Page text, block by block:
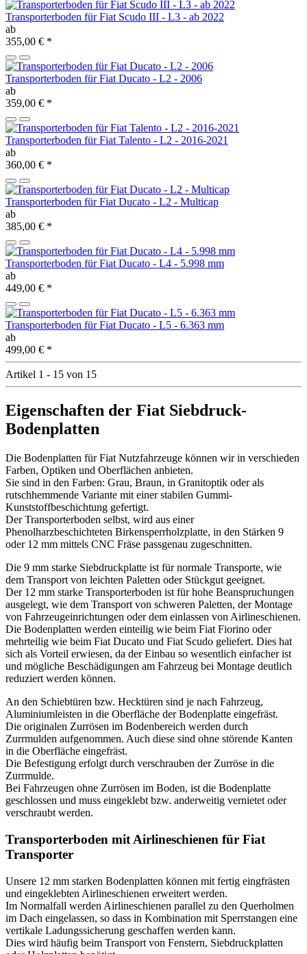
Transporterboden für Fiat Scudo III - L3 - ab 2022
ab
355,00 € *
Transporterboden für Fiat Ducato - L2 - 2006
ab
359,00 € *
Transporterboden für Fiat Talento - L2 - 2016-2021
ab
360,00 € *
Transporterboden für Fiat Ducato - L2 - Multicap
ab
385,00 € *
Transporterboden für Fiat Ducato - L4 - 5.998 mm
ab
449,00 € *
Transporterboden für Fiat Ducato - L5 - 6.363 mm
ab
499,00 € *
Artikel 1 - 15 von 15
Eigenschaften der Fiat Siebdruck-
Bodenplatten
Die Bodenplatten für Fiat Nutzfahrzeuge können wir in verschieden
Farben, Optiken und Oberflächen anbieten.
Sie sind in den Farben: Grau, Braun, in Granitoptik oder als
rutschhemmende Variante mit einer stabilen Gummi-
Kunststoffbeschichtung gefertigt.
Der Transporterboden selbst, wird aus einer
Phenolharzbeschichteten Birkensperrholzplatte, in den Stärken 9
oder 12 mm mittels CNC Fräse passgenau zugeschnitten.
Die 9 mm starke Siebdruckplatte ist für normale Transporte, wie
dem Transport von leichten Paletten oder Stückgut geeignet.
Der 12 mm starke Transporterboden ist für hohe Beanspruchungen
ausgelegt, wie dem Transport von schweren Paletten, der Montage
von Fahrzeugeinrichtungen oder dem einlassen von Airlineschienen.
Die Bodenplatten werden einteilig wie beim Fiat Fiorino oder
mehrteilig wie beim Fiat Ducato und Fiat Scudo geliefert. Dies hat
sich als Vorteil erwiesen, da der Einbau so wesentlich einfacher ist
und mögliche Beschädigungen am Fahrzeug bei Montage deutlich
reduziert werden können.
An den Schiebtüren bzw. Hecktüren sind je nach Fahrzeug,
Aluminiumleisten in die Oberfläche der Bodenplatte eingefräst.
Die originalen Zurrösen im Bodenbereich werden durch
Zurrmulden aufgenommen. Auch diese sind ohne störende Kanten
in die Oberfläche eingefräst.
Die Befestigung erfolgt durch verschrauben der Zurröse in die
Zurrmulde.
Bei Fahrzeugen ohne Zurrösen im Boden, ist die Bodenplatte
geschlossen und muss eingeklebt bzw. anderweitig vernietet oder
verschraubt werden.
Transporterboden mit Airlineschienen für Fiat
Transporter
Unsere 12 mm starken Bodenplatten können mit fertig eingfrästen
und eingeklebten Airlineschienen erweitert werden.
Im Normalfall werden Airlineschienen parallel zu den Querholmen
im Dach eingelassen, so dass in Kombination mit Sperrstangen eine
vertikale Ladungssicherung geschaffen werden kann.
Dies wird häufig beim Transport von Fenstern, Siebdruckplatten